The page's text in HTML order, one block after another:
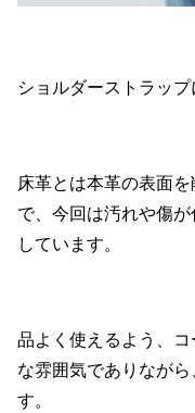
ショルダーストラップ
床革とは本革の表面
で、今回は汚れや傷
しています。
品よく使えるよう、
な雰囲気でありなが
す。